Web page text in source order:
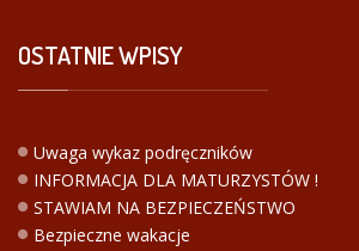
OSTATNIEWPISY
Uwaga wykaz podręczników
INFORMACJA DLA MATURZYSTÓW !
STAWIAM NA BEZPIECZEŃSTWO
Bezpieczne wakacje